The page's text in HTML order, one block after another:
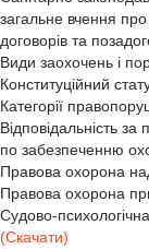
загальне вчення
договорів та
Види заохочень і
Конституційний
Категорії
Відповідальність
по забезпеченню
Правова охорона
Правова охорона
Судово-
(Скачати)